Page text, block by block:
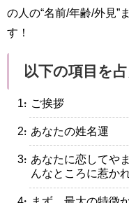
の人の“名前/年齢/外見”
す！
以下の項目を
・ご挨拶
・あなたの姓名運
・あなたに恋してや
んなところに惹か